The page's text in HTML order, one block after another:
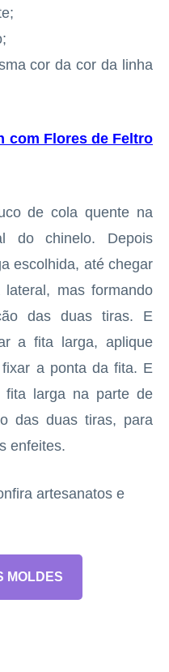
cor da cor da linha
com Flores de Feltro
de cola quente na
do chinelo. Depois
escolhida, até chegar
mas formando
das duas tiras. E
a fita larga, aplique
a ponta da fita. E
fita larga na parte de
das duas tiras, para
enfeites.
artesanatos e
MOLDES